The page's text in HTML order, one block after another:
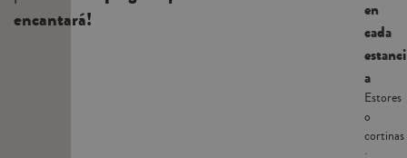
encantará!
en
cada
estanci
a
Estores
o
cortinas